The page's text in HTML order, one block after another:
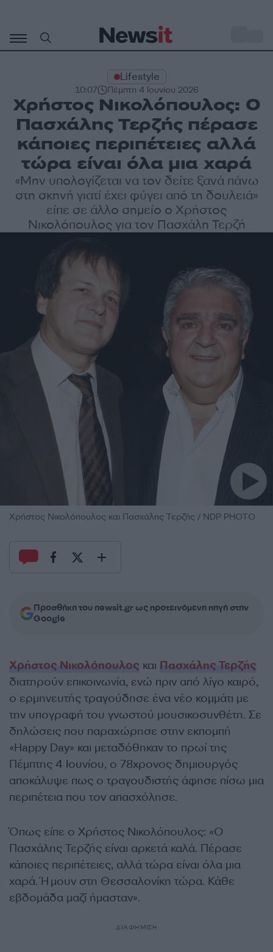
περιεχόμενο
Lifestyle
10:07 Πέμπτη 4 Ιουνίου 2026
Χρήστος Νικολόπουλος: Ο
Πασχάλης Τερζής πέρασε
κάποιες περιπέτειες αλλά
τώρα είναι όλα μια χαρά
«Μην υπολογίζεται να τον δείτε ξανά πάνω
στη σκηνή γιατί έχει φύγει από τη δουλειά»
είπε σε άλλο σημείο ο Χρήστος
Νικολόπουλος για τον Πασχάλη Τερζή
Χρήστος Νικολόπουλος και Πασχάλης Τερζής / NDP PHOTO
Προσθήκη του newsit.gr ως προτεινόμενη πηγή στην
Google
Χρήστος Νικολόπουλος και Πασχάλης Τερζής
διατηρούν επικοινωνία, ενώ πριν από λίγο καιρό,
ο ερμηνευτής τραγούδησε ένα νέο κομμάτι με
την υπογραφή του γνωστού μουσικοσυνθέτη. Σε
δηλώσεις που παραχώρησε στην εκπομπή
«Happy Day» και μεταδόθηκαν το πρωί της
Πέμπτης 4 Ιουνίου, ο 78χρονος δημιουργός
αποκάλυψε πως ο τραγουδιστής άφησε πίσω μια
περιπέτεια που τον απασχόλησε.
Όπως είπε ο Χρήστος Νικολόπουλος: «Ο
Πασχάλης Τερζής είναι αρκετά καλά. Πέρασε
κάποιες περιπέτειες, αλλά τώρα είναι όλα μια
χαρά. Ήμουν στη Θεσσαλονίκη τώρα. Κάθε
εβδομάδα μαζί ήμασταν».
ΔΙΑΦΗΜΙΣΗ